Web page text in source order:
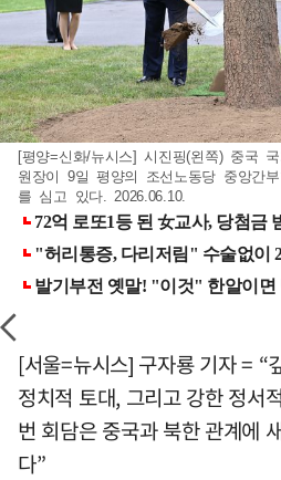
[평양=신화/뉴시스] 시진핑(왼쪽) 중국
원장이 9일 평양의 조선노동당 중앙간
를 심고 있다. 2026.06.10.
[서울=뉴시스] 구자룡 기자 = “
정치적 토대, 그리고 강한 정서
번 회담은 중국과 북한 관계에
다”